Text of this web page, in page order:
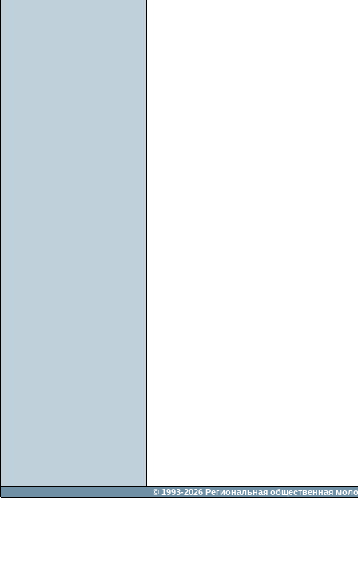
© 1993-2026 Региональная общественная